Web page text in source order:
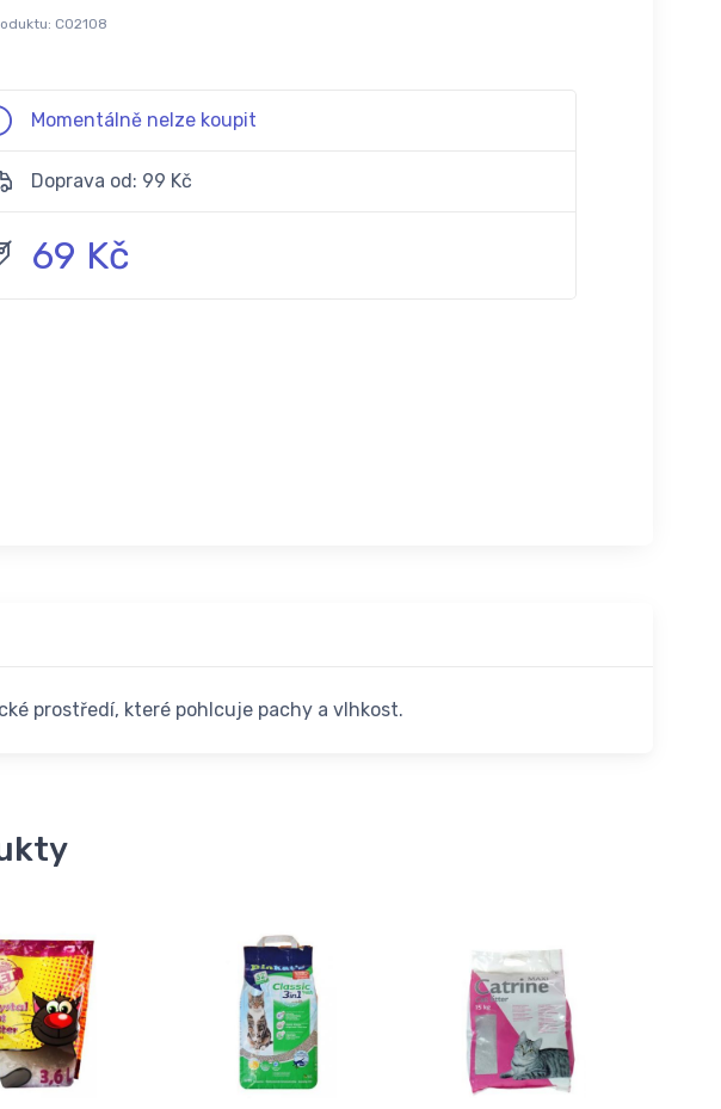
C02108
Momentálně nelze koupit
Doprava od: 99 Kč
69 Kč
prostředí, které pohlcuje pachy a vlhkost.